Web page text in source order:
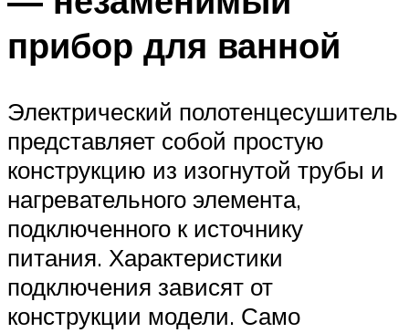
прибор для ванной
Электрический полотенцесушитель
представляет собой простую
конструкцию из изогнутой трубы и
нагревательного элемента,
подключенного к источнику
питания. Характеристики
подключения зависят от
конструкции модели. Само